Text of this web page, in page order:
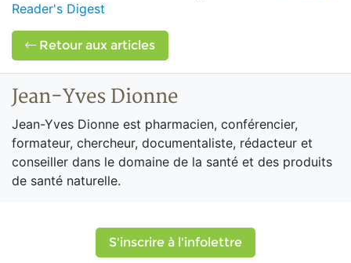
Reader's Digest
Retour aux articles
Jean-Yves Dionne
Jean-Yves Dionne est pharmacien, conférencier,
formateur, chercheur, documentaliste, rédacteur et
conseiller dans le domaine de la santé et des produits
de santé naturelle.
S'inscrire à l'infolettre